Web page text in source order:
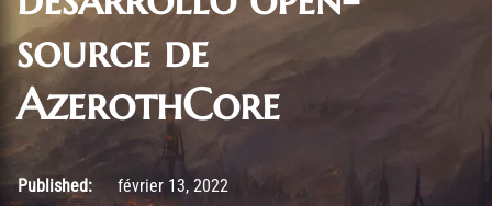
source de
AzerothCore
février 13, 2022
Published:
février 13, 2022